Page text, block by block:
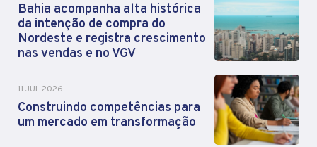
Bahia acompanha alta histórica
da intenção de compra do
Nordeste e registra crescimento
nas vendas e no VGV
11 JUL 2026
Construindo competências para
um mercado em transformação